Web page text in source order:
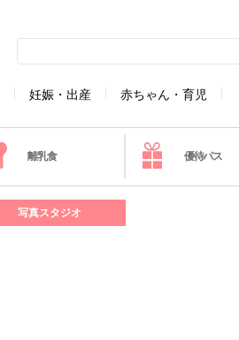
妊娠・出産 赤ちゃん・育児
離乳食 優待パス
写真スタジオ